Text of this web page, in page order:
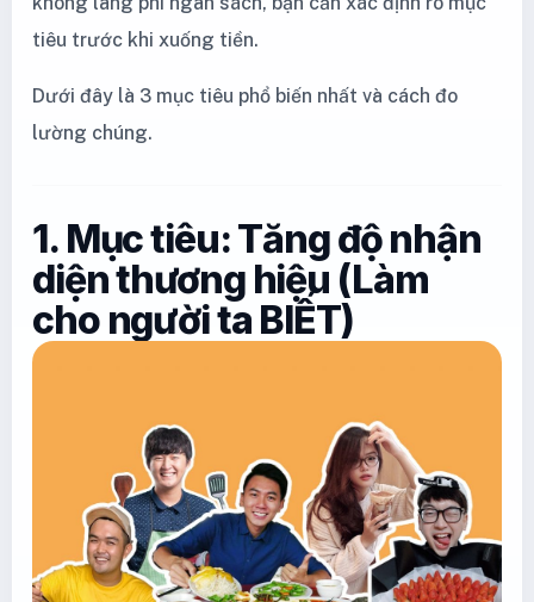
tiêu trước khi xuống tiền.
Dưới đây là 3 mục tiêu phổ biến nhất và cách đo
lường chúng.
1. Mục tiêu: Tăng độ nhận
diện thương hiệu (Làm
cho người ta BIẾT)